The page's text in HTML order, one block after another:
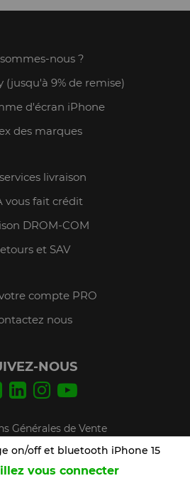
on/off et bluetooth iPhone 15
vous connecter
nous ?
(jusqu'à 9% de remise)
d'écran iPhone
des marques
livraison
vous fait crédit
DROM-COM
et SAV
compte PRO
nous
NOUS
Générales de Vente
légales
Plan du site